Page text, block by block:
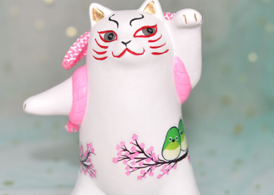
每筆NT$65，滿NT$999(含以上)免運費
每筆NT$100，滿NT$999(含以上)免運費